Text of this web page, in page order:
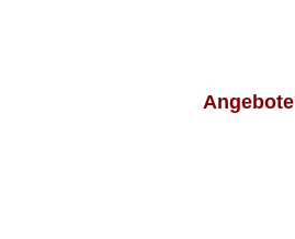
Angebote